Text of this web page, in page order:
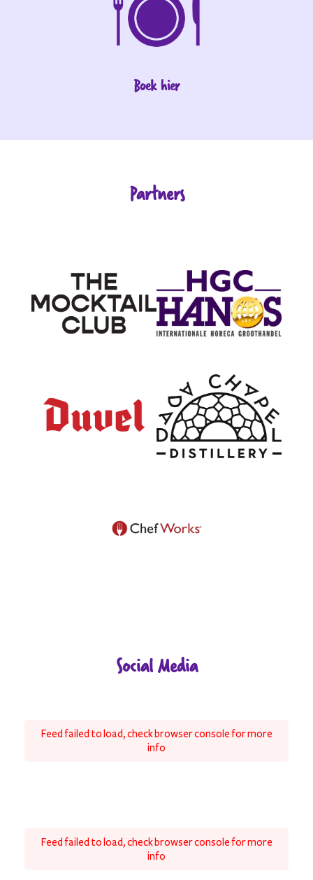
Boek hier
Partners
Social Media
Feed failed to load, check browser console for more
info
Feed failed to load, check browser console for more
info